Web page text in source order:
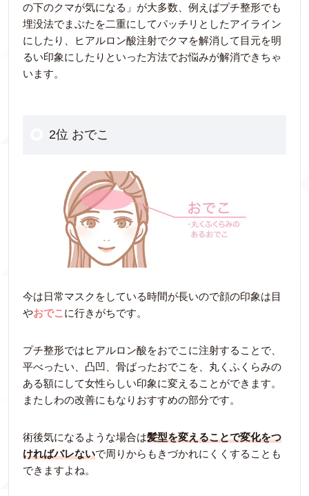
の下のクマが気になる」が大多数、例えばプチ整形でも
埋没法でまぶたを二重にしてパッチリとしたアイライン
にしたり、ヒアルロン酸注射でクマを解消して目元を明
るい印象にしたりといった方法でお悩みが解消できちゃ
います。
2位 おでこ
今は日常マスクをしている時間が長いので顔の印象は目
やおでこ に行きがちです。
プチ整形ではヒアルロン酸をおでこに注射することで、
平べったい、凸凹、骨ばったおでこを、丸くふくらみの
ある額にして女性らしい印象に変えることができます。
またしわの改善にもなりおすすめの部分です。
術後気になるような場合は髪型を変えることで変化をつ
ければバレないで周りからもきづかれにくくすることも
できますよね。